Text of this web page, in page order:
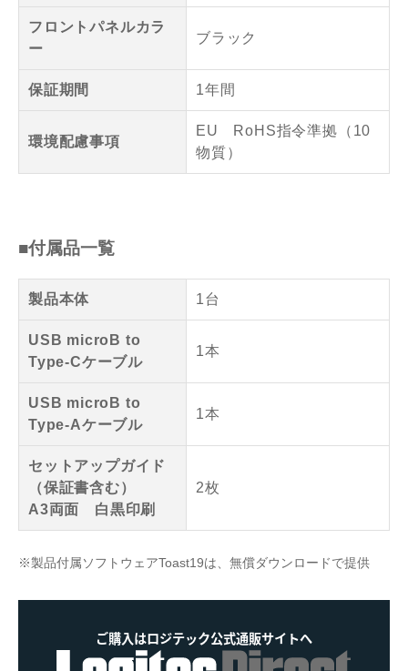
フロントパネルカラ
ー
ブラック
保証期間 1年間
環境配慮事項
EU RoHS指令準拠（10
物質）
■付属品一覧
製品本体 1台
USB microB to
Type-Cケーブル
1本
USB microB to
Type-Aケーブル
1本
セットアップガイド
（保証書含む）
A3両面 白黒印刷
2枚
※製品付属ソフトウェアToast19は、無償ダウンロードで提供
ご購入はロジテック公式通販サイトへ